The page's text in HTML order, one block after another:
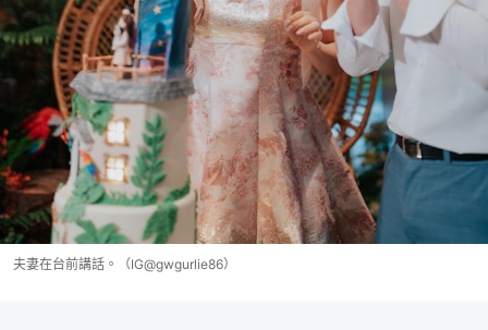
夫妻在台前講話。（IG@gwgurlie86）